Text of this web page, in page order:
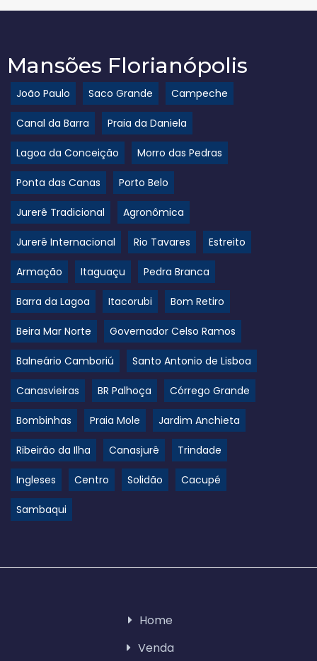
Mansões Florianópolis
João Paulo Saco Grande Campeche
Canal da Barra Praia da Daniela
Lagoa da Conceição Morro das Pedras
Ponta das Canas Porto Belo
Jurerê Tradicional Agronômica
Jurerê Internacional Rio Tavares Estreito
Armação Itaguaçu Pedra Branca
Barra da Lagoa Itacorubi Bom Retiro
Beira Mar Norte Governador Celso Ramos
Balneário Camboriú Santo Antonio de Lisboa
Canasvieiras BR Palhoça Córrego Grande
Bombinhas Praia Mole Jardim Anchieta
Ribeirão da Ilha Canasjurê Trindade
Ingleses Centro Solidão Cacupé
Sambaqui
Home
Venda